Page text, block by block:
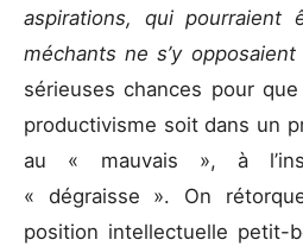
aspirations, qui pourraient
méchants ne s’y opposaient
sérieuses chances pour
productivisme soit dans un
au « mauvais », à
« dégraisse ». On
position intellectuelle petit-